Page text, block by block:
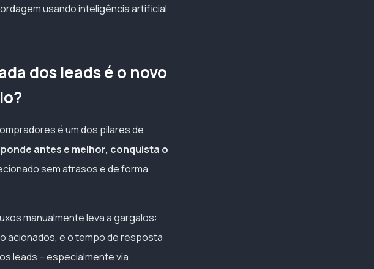
usando inteligência artificial,
dos leads é o novo
é um dos pilares de
antes e melhor, conquista o
sem atrasos e de forma
manualmente leva a gargalos:
e o tempo de resposta
leads – especialmente via